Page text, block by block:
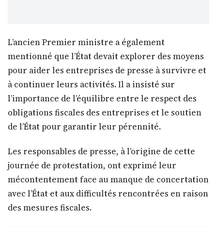
L’ancien Premier ministre a également
mentionné que l’État devait explorer des moyens
pour aider les entreprises de presse à survivre et
à continuer leurs activités. Il a insisté sur
l’importance de l’équilibre entre le respect des
obligations fiscales des entreprises et le soutien
de l’État pour garantir leur pérennité.
Les responsables de presse, à l’origine de cette
journée de protestation, ont exprimé leur
mécontentement face au manque de concertation
avec l’État et aux difficultés rencontrées en raison
des mesures fiscales.